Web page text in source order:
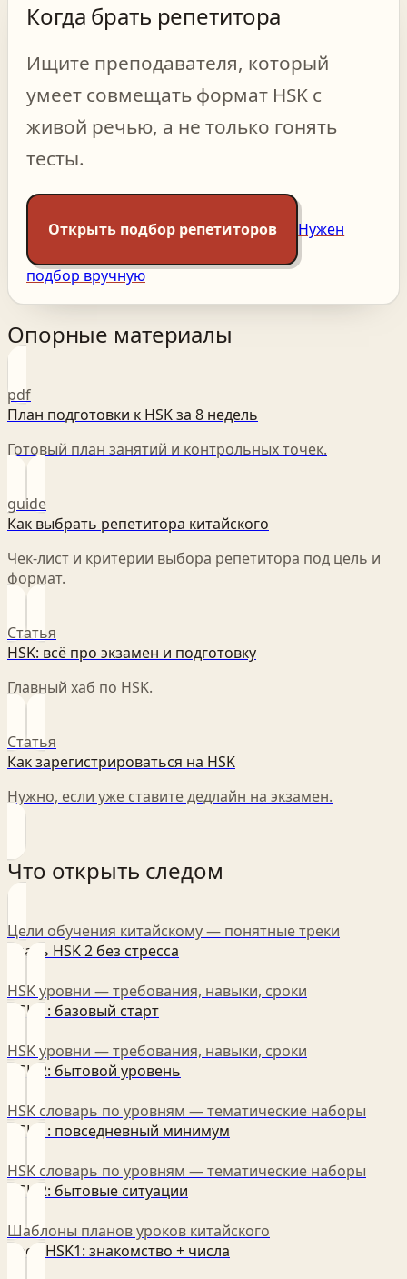
Когда брать репетитора
Ищите преподавателя, который
умеет совмещать формат HSK с
живой речью, а не только гонять
тесты.
Открыть подбор репетиторов Нужен
подбор вручную
Опорные материалы
pdf
План подготовки к HSK за 8 недель
Готовый план занятий и контрольных точек.
guide
Как выбрать репетитора китайского
Чек‑лист и критерии выбора репетитора под цель и
формат.
Статья
HSK: всё про экзамен и подготовку
Главный хаб по HSK.
Статья
Как зарегистрироваться на HSK
Нужно, если уже ставите дедлайн на экзамен.
Что открыть следом
Цели обучения китайскому — понятные треки
Сдать HSK 2 без стресса
HSK уровни — требования, навыки, сроки
HSK 1: базовый старт
HSK уровни — требования, навыки, сроки
HSK 2: бытовой уровень
HSK словарь по уровням — тематические наборы
HSK 1: повседневный минимум
HSK словарь по уровням — тематические наборы
HSK 2: бытовые ситуации
Шаблоны планов уроков китайского
Урок HSK1: знакомство + числа